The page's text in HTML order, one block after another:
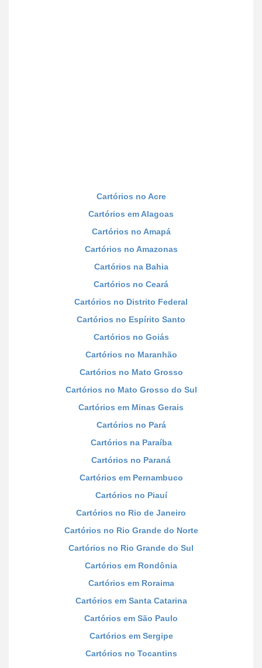
Cartórios no Acre
Cartórios em Alagoas
Cartórios no Amapá
Cartórios no Amazonas
Cartórios na Bahia
Cartórios no Ceará
Cartórios no Distrito Federal
Cartórios no Espírito Santo
Cartórios no Goiás
Cartórios no Maranhão
Cartórios no Mato Grosso
Cartórios no Mato Grosso do Sul
Cartórios em Minas Gerais
Cartórios no Pará
Cartórios na Paraíba
Cartórios no Paraná
Cartórios em Pernambuco
Cartórios no Piauí
Cartórios no Rio de Janeiro
Cartórios no Rio Grande do Norte
Cartórios no Rio Grande do Sul
Cartórios em Rondônia
Cartórios em Roraima
Cartórios em Santa Catarina
Cartórios em São Paulo
Cartórios em Sergipe
Cartórios no Tocantins